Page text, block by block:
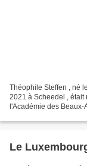
Théophile Steffen , né
2021 à Scheedel , était
l'Académie des Beaux-
Le